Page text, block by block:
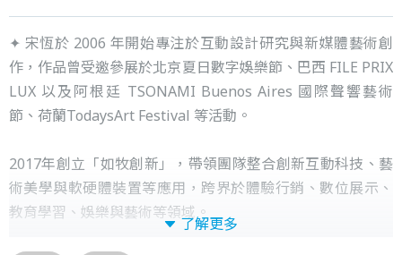
✦ 宋恆於 2006 年開始專注於互動設計研究與新媒體藝術創
作，作品曾受邀參展於北京夏日數字娛樂節、巴西 FILE PRIX
LUX 以及阿根廷 TSONAMI Buenos Aires 國際聲響藝術
節、荷蘭TodaysArt Festival 等活動。
2017年創立「如牧創新」，帶領團隊整合創新互動科技、藝
術美學與軟硬體裝置等應用，跨界於體驗行銷、數位展示、
教育學習、娛樂與藝術等領域。
了解更多